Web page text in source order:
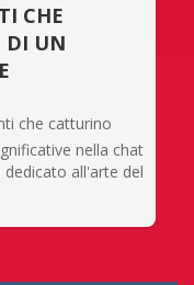
CHE
DI UN
che catturino
nella chat
all'arte del